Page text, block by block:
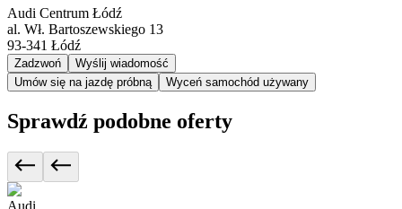
Audi Centrum Łódź
al. Wł. Bartoszewskiego 13
93-341 Łódź
Zadzwoń
Wyślij wiadomość
Umów się na jazdę próbną
Wyceń samochód używany
Sprawdź podobne oferty
Audi